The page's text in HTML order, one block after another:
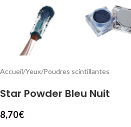
Accueil/Yeux/Poudres scintillantes
Star Powder Bleu Nuit
8,70€